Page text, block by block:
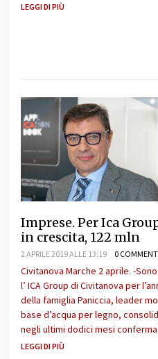
LEGGI DI PIÙ
Imprese. Per Ica
in crescita, 122 mln
2 APRILE 2019 ALLE 13:19 0
Civitanova Marche 2 aprile. -
l’ ICA Group di Civitanova per
della famiglia Paniccia, leader
base d’acqua per legno,
negli ultimi dodici mesi
LEGGI DI PIÙ